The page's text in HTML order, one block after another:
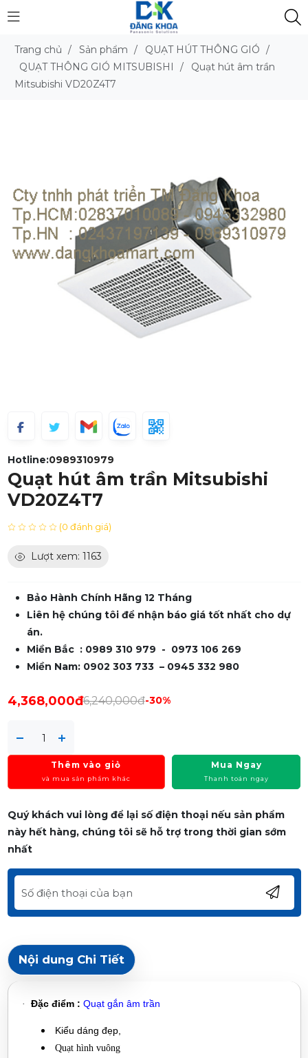
Trang chủ / Sản phẩm / QUẠT HÚT THÔNG GIÓ /
QUẠT THÔNG GIÓ MITSUBISHI
/
Quạt hút âm trần
Mitsubishi VD20Z4T7
Hotline:0989310979
Quạt hút âm trần Mitsubishi
VD20Z4T7
(0 đánh giá)
Lượt xem: 1163
Bảo Hành Chính Hãng 12 Tháng
Liên hệ chúng tôi để nhận báo giá tốt nhất cho dự
án.
Miền Bắc : 0989 310 979 - 0973 106 269
Miền Nam: 0902 303 733 – 0945 332 980
4,368,000đ6,240,000đ-30%
Thêm vào giỏ
và mua sản phẩm khác
Mua Ngay
Thanh toán ngay
Quý khách vui lòng để lại số điện thoại nếu sản phẩm
này hết hàng, chúng tôi sẽ hỗ trợ trong thời gian sớm
nhất
Nội dung Chi Tiết
· Đặc điểm : Quạt gắn âm trần
Kiểu dáng đẹp,
Quạt hình vuông